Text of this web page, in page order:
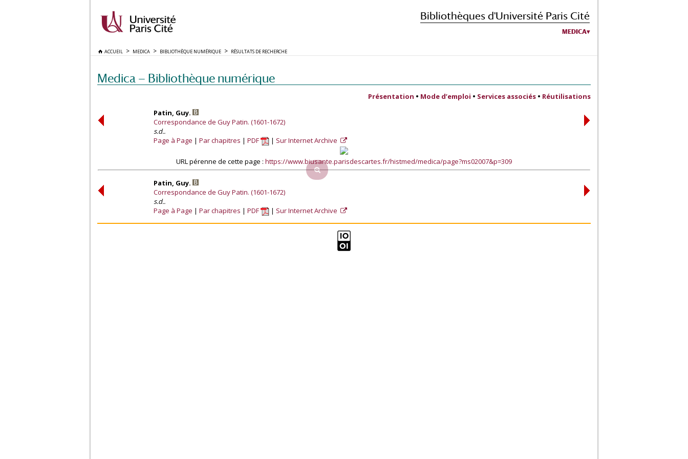
Bibliothèques d'Université Paris Cité
MEDICA
ACCUEIL MEDICA BIBLIOTHÈQUE NUMÉRIQUE RÉSULTATS DE RECHERCHE
Medica — Bibliothèque numérique
Présentation • Mode d’emploi • Services associés • Réutilisations
Patin, Guy.
Correspondance de Guy Patin. (1601-1672)
s.d..
Page à Page
Par chapitres PDF Sur Internet Archive
URL pérenne de cette page : https://www.biusante.parisdescartes.fr/histmed/medica/page?ms02007&p=309
Patin, Guy.
Correspondance de Guy Patin. (1601-1672)
s.d..
Page à Page
Par chapitres PDF Sur Internet Archive